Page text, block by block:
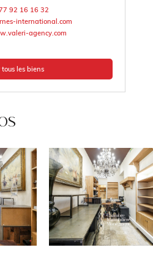
92 16 16 32
international.com
agency.com
tous les biens